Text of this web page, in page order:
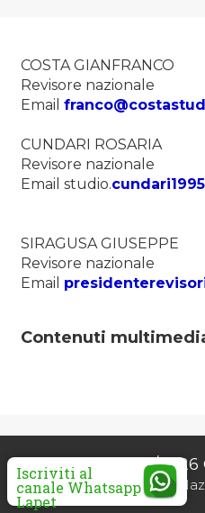
COSTA GIANFRANCO
Revisore nazionale
Email
CUNDARI ROSARIA
Revisore nazionale
Email studio.
SIRAGUSA GIUSEPPE
Revisore nazionale
Email
Contenuti
2010/
Associazione
Iscriviti al
canale Whatsapp
Lapet